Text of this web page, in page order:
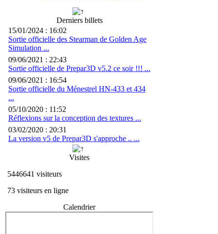
Derniers billets
15/01/2024 : 16:02
Sortie officielle des Stearman de Golden Age
Simulation ...
09/06/2021 : 22:43
Sortie officielle de Prepar3D v5.2 ce soir !!! ...
09/06/2021 : 16:54
Sortie officielle du Ménestrel HN-433 et 434
...
05/10/2020 : 11:52
Réflexions sur la conception des textures ...
03/02/2020 : 20:31
La version v5 de Prepar3D s'approche .. ...
Visites
5446641 visiteurs
73 visiteurs en ligne
Calendrier